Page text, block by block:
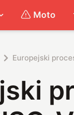
Moto
Europejski